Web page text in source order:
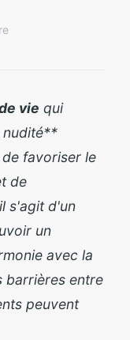
vie qui
nudité**
favoriser le
de
s'agit d'un
un
avec la
barrières entre
peuvent